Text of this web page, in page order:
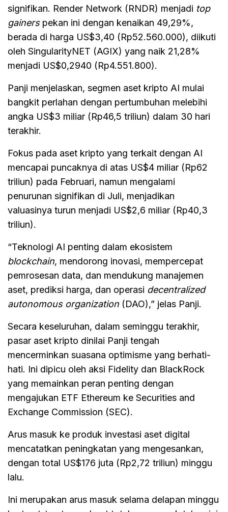
signifikan. Render Network (RNDR) menjadi top
gainerspekan ini dengan kenaikan 49,29%,
berada di harga US$3,40 (Rp52.560.000), diikuti
oleh SingularityNET (AGIX) yang naik 21,28%
menjadi US$0,2940 (Rp4.551.800).
Panji menjelaskan, segmen aset kripto AI mulai
bangkit perlahan dengan pertumbuhan melebihi
angka US$3 miliar (Rp46,5 triliun) dalam 30 hari
terakhir.
Fokus pada aset kripto yang terkait dengan AI
mencapai puncaknya di atas US$4 miliar (Rp62
triliun) pada Februari, namun mengalami
penurunan signifikan di Juli, menjadikan
valuasinya turun menjadi US$2,6 miliar (Rp40,3
triliun).
“Teknologi AI penting dalam ekosistem
blockchain, mendorong inovasi, mempercepat
pemrosesan data, dan mendukung manajemen
aset, prediksi harga, dan operasi decentralized
autonomous organization (DAO),” jelas Panji.
Secara keseluruhan, dalam seminggu terakhir,
pasar aset kripto dinilai Panji tengah
mencerminkan suasana optimisme yang berhati-
hati. Ini dipicu oleh aksi Fidelity dan BlackRock
yang memainkan peran penting dengan
mengajukan ETF Ethereum ke Securities and
Exchange Commission (SEC).
Arus masuk ke produk investasi aset digital
mencatatkan peningkatan yang mengesankan,
dengan total US$176 juta (Rp2,72 triliun) minggu
lalu.
Ini merupakan arus masuk selama delapan minggu